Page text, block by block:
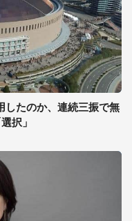
したのか、連続三振で無
択」